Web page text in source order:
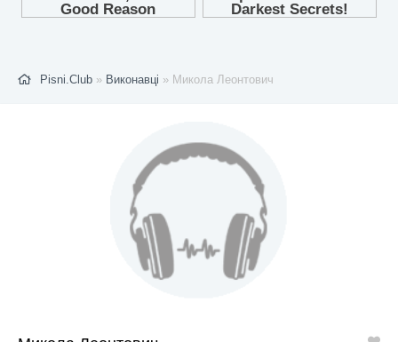
Pisni.Club » Виконавці » Микола Леонтович